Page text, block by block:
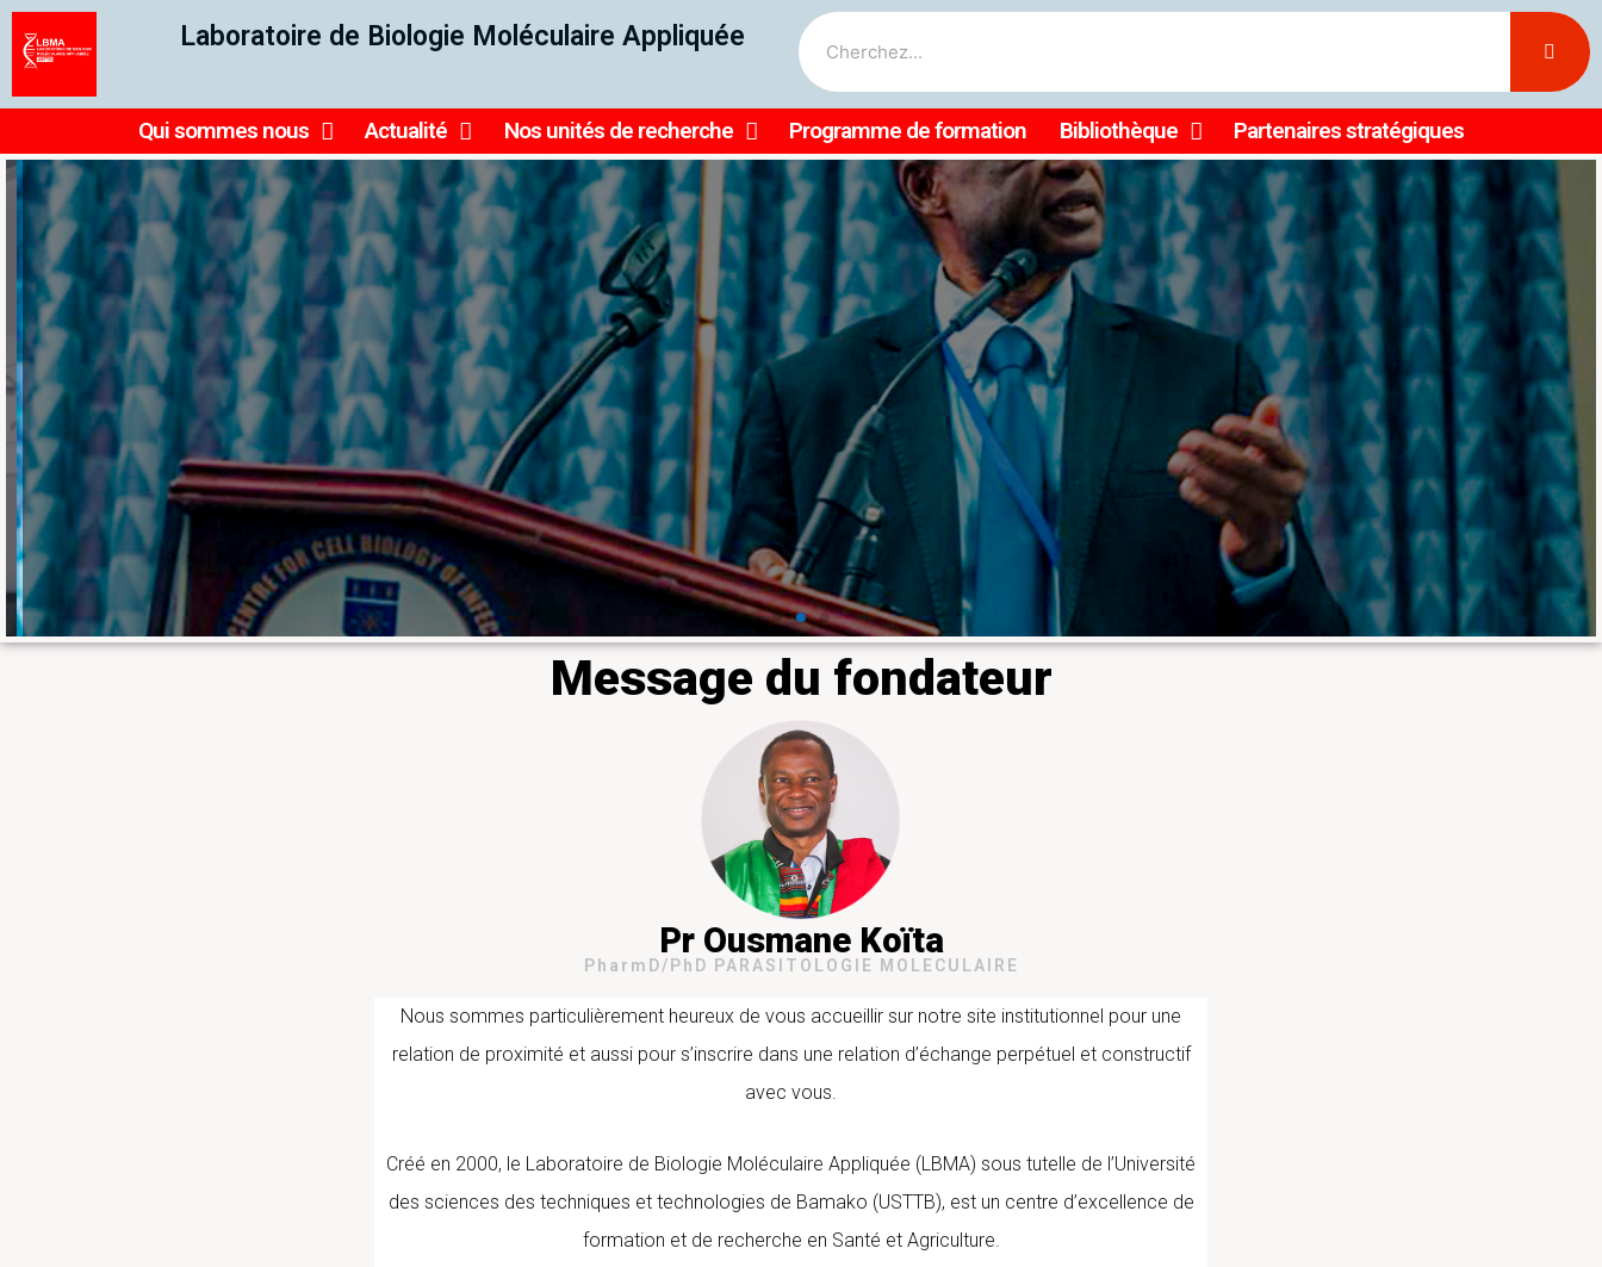
Laboratoire de Biologie Moléculaire Appliquée
Qui sommes nous Actualité Nos unités de recherche Programme de formation Bibliothèque Partenaires stratégiques
Ensemble, nous pouvons faire briller la
recherche en médecine tropicale et en
agriculture en Afrique
Le Laboratoire fait partie du 𝐝𝐮 𝐡𝐚𝐮𝐭 𝐂𝐨𝐥𝐥𝐞̀𝐠𝐞 𝐝𝐞𝐬 𝐛𝐨𝐮𝐫𝐬𝐢𝐞𝐫𝐬 𝐢𝐧𝐭𝐞𝐫𝐧𝐚𝐭𝐢𝐨𝐧𝐚𝐮𝐱 𝐝𝐢𝐬𝐭𝐢𝐧𝐠𝐮𝐞́𝐬 𝐝𝐞 𝐥𝐚 𝐒𝐨𝐜𝐢𝐞́𝐭𝐞́
𝐚𝐦𝐞́𝐫𝐢𝐜𝐚𝐢𝐧𝐞 𝐝𝐞 𝐦𝐞́𝐝𝐞𝐜𝐢𝐧𝐞 𝐭𝐫𝐨𝐩𝐢𝐜𝐚𝐥𝐞 𝐞𝐭 𝐝'𝐡𝐲𝐠𝐢𝐞̀𝐧𝐞 à travers Professeur Ousmane Koïta
En savoir plus
Message du fondateur
Pr Ousmane Koïta
PharmD/PhD PARASITOLOGIE MOLECULAIRE
Nous sommes particulièrement heureux de vous accueillir sur notre site institutionnel pour une
relation de proximité et aussi pour s’inscrire dans une relation d’échange perpétuel et constructif
avec vous.
Créé en 2000, le Laboratoire de Biologie Moléculaire Appliquée (LBMA) sous tutelle de l’Université
des sciences des techniques et technologies de Bamako (USTTB), est un centre d’excellence de
formation et de recherche en Santé et Agriculture.